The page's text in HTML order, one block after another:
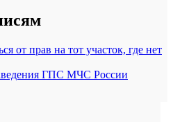
от прав на тот участок, где нет
ГПС МЧС России